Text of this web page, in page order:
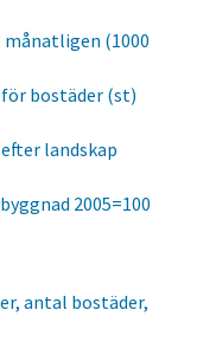
månatligen (1000
bostäder (st)
landskap
2005=100
antal bostäder,